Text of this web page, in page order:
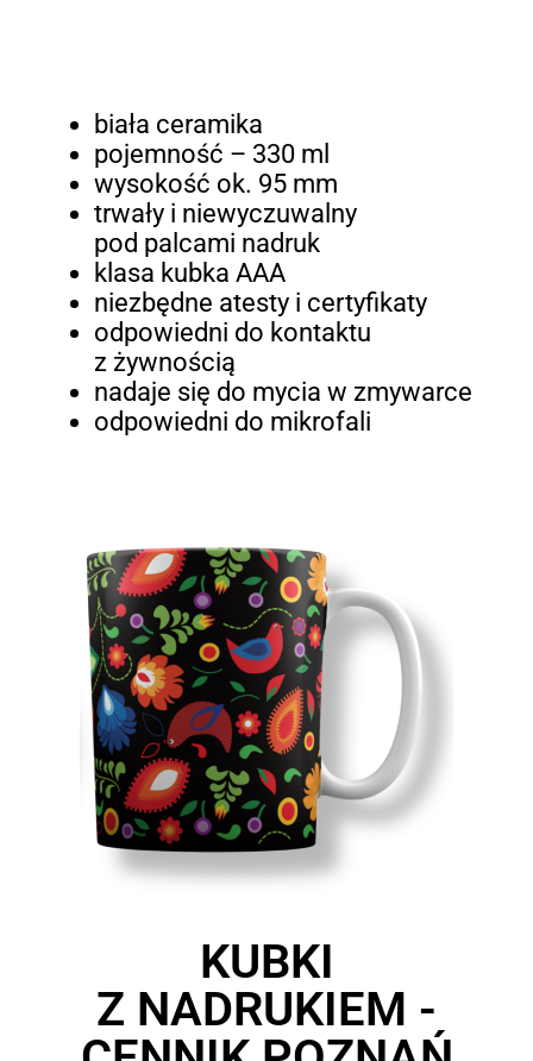
biała ceramika
pojemność – 330 ml
wysokość ok. 95 mm
trwały i niewyczuwalny
pod palcami nadruk
klasa kubka AAA
niezbędne atesty i certyfikaty
odpowiedni do kontaktu
z żywnością
nadaje się do mycia w zmywarce
odpowiedni do mikrofali
KUBKI
Z NADRUKIEM -